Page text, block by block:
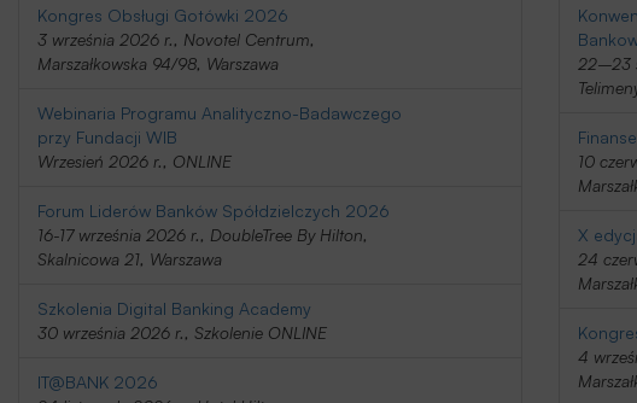
Kongres Obsługi Gotówki 2026
3 września 2026 r., Novotel Centrum,
Marszałkowska 94/98, Warszawa
Webinaria Programu Analityczno-Badawczego
przy Fundacji WIB
Wrzesień 2026 r., ONLINE
Forum Liderów Banków Spółdzielczych 2026
16-17 września 2026 r., DoubleTree By Hilton,
Skalnicowa 21, Warszawa
Szkolenia Digital Banking Academy
30 września 2026 r., Szkolenie ONLINE
IT@BANK 2026
22–23
10
X
24
4